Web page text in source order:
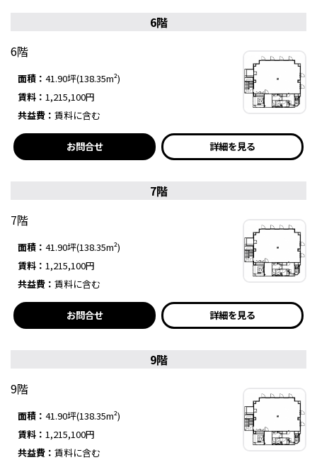
6階
6階
面積： 41.90坪(138.35m²)
賃料： 1,215,100円
共益費： 賃料に含む
お問合せ 詳細を見る
7階
7階
面積： 41.90坪(138.35m²)
賃料： 1,215,100円
共益費： 賃料に含む
お問合せ 詳細を見る
9階
9階
面積： 41.90坪(138.35m²)
賃料： 1,215,100円
共益費： 賃料に含む